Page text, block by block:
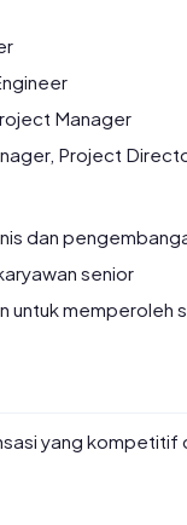
Manager
Project
dan
senior
untuk
yang kompetitif